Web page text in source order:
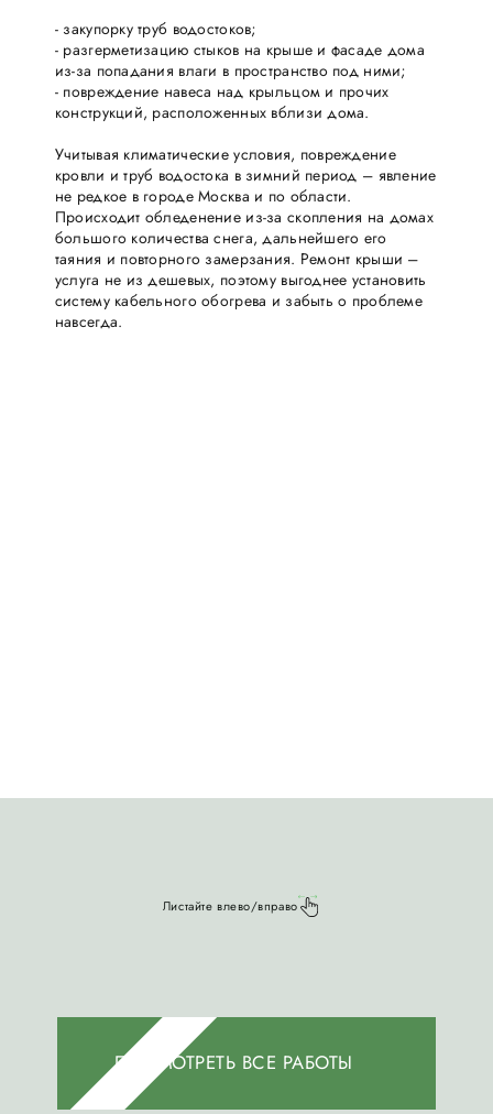
- закупорку труб водостоков;
- разгерметизацию стыков на крыше и фасаде дома
из-за попадания влаги в пространство под ними;
- повреждение навеса над крыльцом и прочих
конструкций, расположенных вблизи дома.
Учитывая климатические условия, повреждение
кровли и труб водостока в зимний период – явление
не редкое в городе Москва и по области.
Происходит обледенение из-за скопления на домах
большого количества снега, дальнейшего его
таяния и повторного замерзания. Ремонт крыши –
услуга не из дешевых, поэтому выгоднее установить
систему кабельного обогрева и забыть о проблеме
навсегда.
Листайте влево/вправо
ПОСМОТРЕТЬ ВСЕ РАБОТЫ